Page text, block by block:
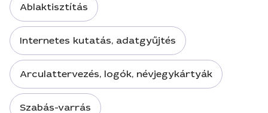
Ablaktisztítás
Internetes kutatás, adatgyűjtés
Arculattervezés, logók, névjegykártyák
Szabás-varrás